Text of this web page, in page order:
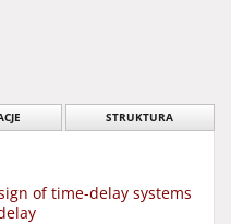
STRUKTURA
of time-delay systems